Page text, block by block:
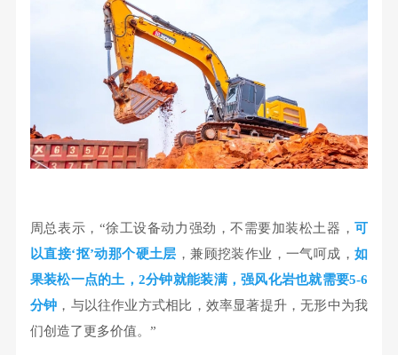
周总表示，“徐工设备动力强劲，不需要加装松土器，可
以直接‘抠’动那个硬土层 ，兼顾挖装作业，一气呵成，如
果装松一点的土，2分钟就能装满，强风化岩也就需要5-6
分钟 ，与以往作业方式相比，效率显著提升，无形中为我
们创造了更多价值。”